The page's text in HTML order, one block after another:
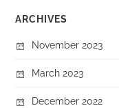
ARCHIVES
November 2023
March 2023
December 2022